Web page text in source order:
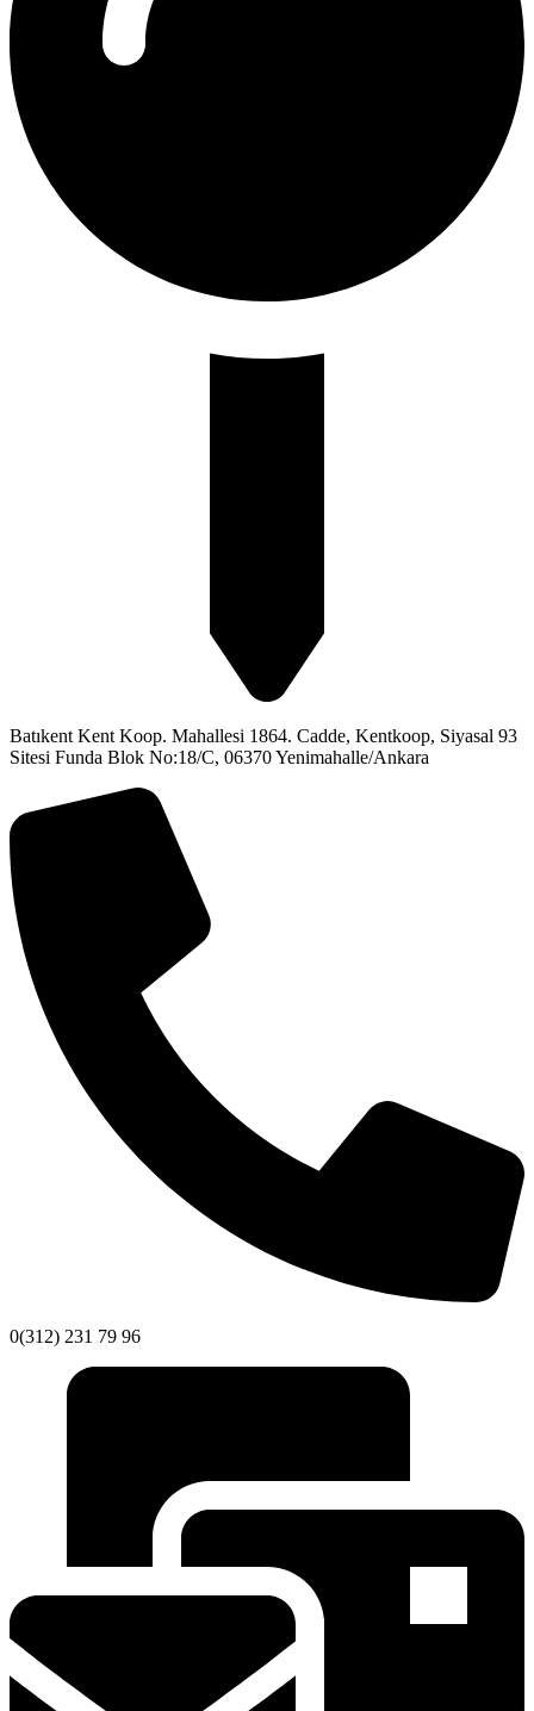
Batıkent Kent Koop. Mahallesi 1864. Cadde, Kentkoop, Siyasal 93
Sitesi Funda Blok No:18/C, 06370 Yenimahalle/Ankara
0(312) 231 79 96